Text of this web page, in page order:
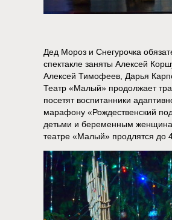
Дед Мороз и Снегурочка
спектакле заняты Алексей
Алексей Тимофеев, Дарья
Театр «Малый» продолжает
посетят воспитанники
марафону «Рождественский
детьми и беременным
театре «Малый» продлятся до